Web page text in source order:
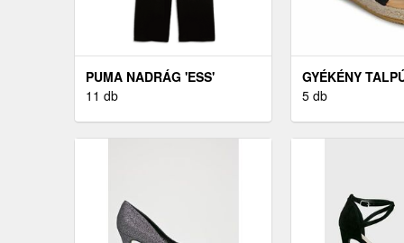
PUMA NADRÁG 'ESS'
FEKETE / FEHÉR
11 db
GYÉKÉNY
BETTY LONDON
5 db